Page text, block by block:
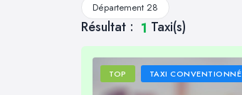
Département 28
Résultat : 1 Taxi(s)
TOP TAXI CONVENTIONNÉ